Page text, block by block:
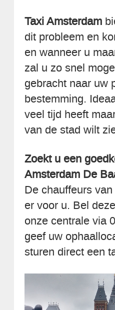
Taxi Amsterdam
dit probleem en
en wanneer u
zal u zo snel
gebracht naar uw
bestemming.
veel tijd heeft
van de stad wilt
Zoekt u een
Amsterdam De
De chauffeurs
er voor u. Bel
onze centrale via
geef uw
sturen direct een